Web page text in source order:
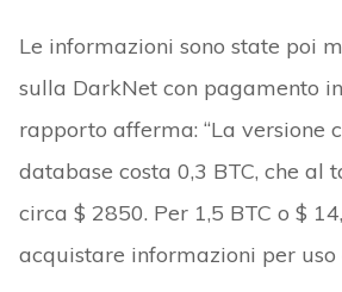
Le informazioni sono state poi
sulla DarkNet con pagamento
rapporto afferma: “La versione
database costa 0,3 BTC, che al
circa $ 2850. Per 1,5 BTC o $
acquistare informazioni per uso